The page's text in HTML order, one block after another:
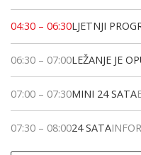
04:30 – 06:30LJETNJI
06:30 – 07:00LEŽANJE JE
07:00 – 07:30MINI 24 SATA
07:30 – 08:0024 SATA